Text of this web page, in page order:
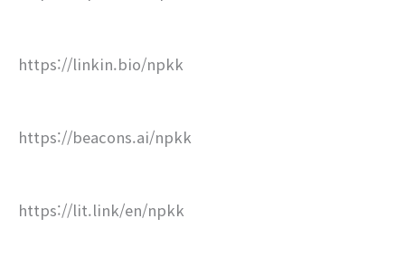
https://linkin.bio/npkk
https://beacons.ai/npkk
https://lit.link/en/npkk